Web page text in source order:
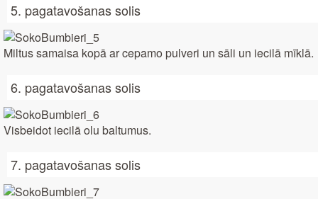
5. pagatavošanas solis
Miltus samaisa kopā ar cepamo pulveri un sāli un iecilā mīklā.
6. pagatavošanas solis
Visbeidot iecilā olu baltumus.
7. pagatavošanas solis